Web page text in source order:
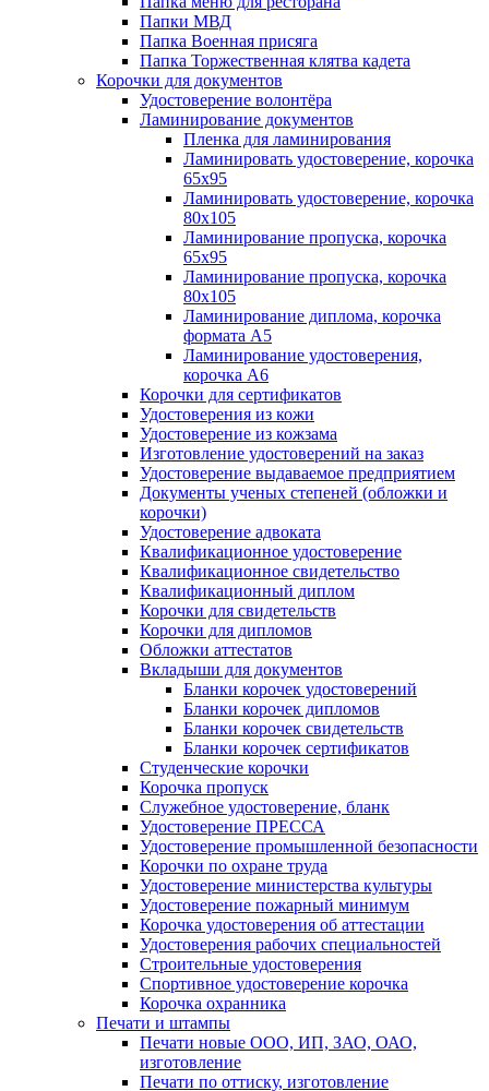
Папки МВД
Папка Военная присяга
Папка Торжественная клятва кадета
Корочки для документов
Удостоверение волонтёра
Ламинирование документов
Пленка для ламинирования
Ламинировать удостоверение, корочка
65х95
Ламинировать удостоверение, корочка
80х105
Ламинирование пропуска, корочка
65х95
Ламинирование пропуска, корочка
80х105
Ламинирование диплома, корочка
формата А5
Ламинирование удостоверения,
корочка А6
Корочки для сертификатов
Удостоверения из кожи
Удостоверение из кожзама
Изготовление удостоверений на заказ
Удостоверение выдаваемое предприятием
Документы ученых степеней (обложки и
корочки)
Удостоверение адвоката
Квалификационное удостоверение
Квалификационное свидетельство
Квалификационный диплом
Корочки для свидетельств
Корочки для дипломов
Обложки аттестатов
Вкладыши для документов
Бланки корочек удостоверений
Бланки корочек дипломов
Бланки корочек свидетельств
Бланки корочек сертификатов
Студенческие корочки
Корочка пропуск
Служебное удостоверение, бланк
Удостоверение ПРЕССА
Удостоверение промышленной безопасности
Корочки по охране труда
Удостоверение министерства культуры
Удостоверение пожарный минимум
Корочка удостоверения об аттестации
Удостоверения рабочих специальностей
Строительные удостоверения
Спортивное удостоверение корочка
Корочка охранника
Печати и штампы
Печати новые ООО, ИП, ЗАО, ОАО,
изготовление
Печати по оттиску, изготовление